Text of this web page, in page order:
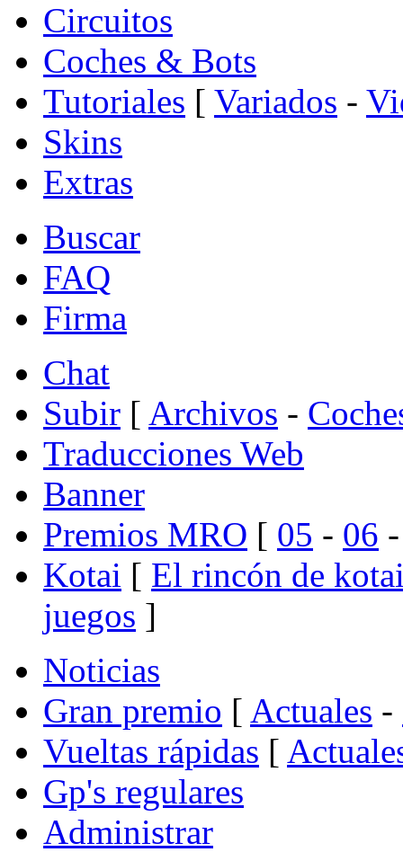
Circuitos
Coches & Bots
Tutoriales [ Variados -
Skins
Extras
Buscar
FAQ
Firma
Chat
Subir [ Archivos -
Traducciones Web
Banner
Premios MRO [ 05 - 06
Kotai [ El rincón de
juegos ]
Noticias
Gran premio [ Actuales -
Vueltas rápidas [
Gp's regulares
Administrar